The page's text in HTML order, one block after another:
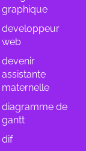
graphique
developpeur
web
devenir
assistante
maternelle
diagramme de
gantt
dif